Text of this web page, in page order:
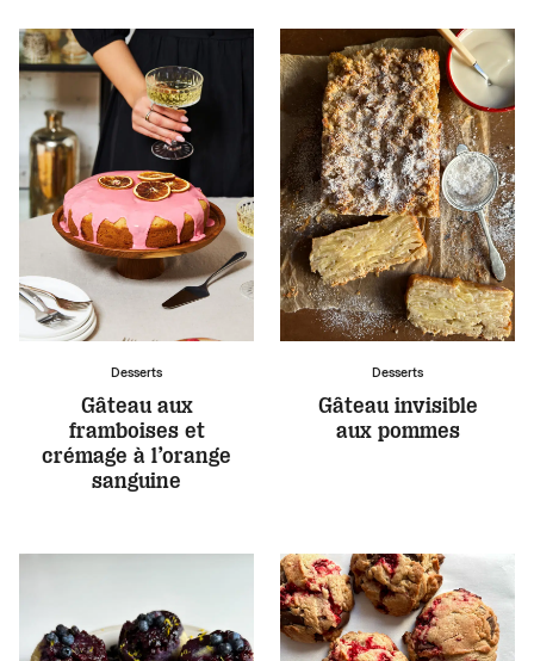
Desserts
Gâteau aux
framboises et
crémage à l’orange
sanguine
Desserts
Gâteau invisible
aux pommes